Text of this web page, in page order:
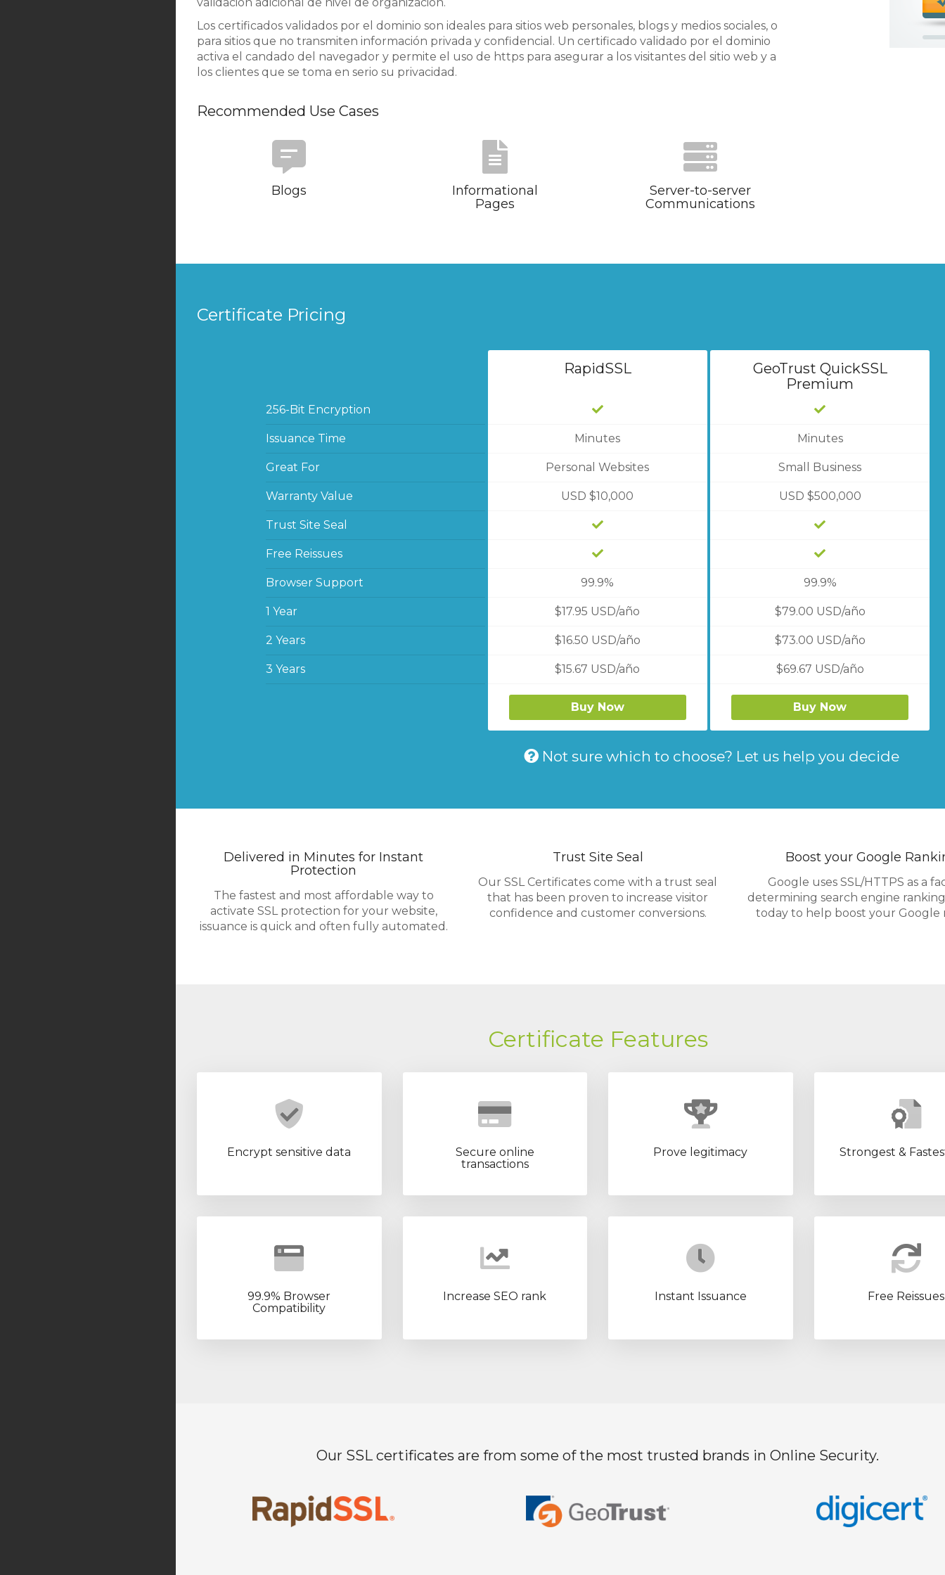
Los certificados validados por el dominio son ideales para sitios web personales, blogs y medios sociales, o
para sitios que no transmiten información privada y confidencial. Un certificado validado por el dominio
activa el candado del navegador y permite el uso de https para asegurar a los visitantes del sitio web y a
los clientes que se toma en serio su privacidad.
Recommended Use Cases
Blogs
Informational
Pages
Server-to-server
Communications
Certificate Pricing
256-Bit Encryption
Issuance Time
Great For
Warranty Value
Trust Site Seal
Free Reissues
Browser Support
1 Year
2 Years
3 Years
RapidSSL
Minutes
Personal Websites
USD $10,000
99.9%
$17.95 USD/año
$16.50 USD/año
$15.67 USD/año
Buy Now
GeoTrust QuickSSL
Premium
Minutes
Small Business
USD $500,000
99.9%
$79.00 USD/año
$73.00 USD/año
$69.67 USD/año
Buy Now
Not sure which to choose? Let us help you decide
Delivered in Minutes for Instant
Protection
The fastest and most affordable way to
activate SSL protection for your website,
issuance is quick and often fully automated.
Trust Site Seal
Our SSL Certificates come with a trust seal
that has been proven to increase visitor
confidence and customer conversions.
Boost your Google
Google uses SSL/HTTPS as a
determining search engine
today to help boost your Google
Certificate Features
Encrypt sensitive data
Secure online
transactions
Prove legitimacy Strongest &
99.9% Browser
Compatibility
Increase SEO rank Instant Issuance Free Reissues
Our SSL certificates are from some of the most trusted brands in Online Security.